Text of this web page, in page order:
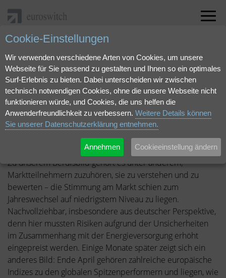
"Bullenmärkte werden im Pessimismus geboren" als
pdf herunterladen.
April 2023 | Markteinschätzung
Bullenmärkte werden im
Pessimismus geboren
Zu unserem Berufsbild gehört es unter anderem,
Marktteilnehmern zuzuhören, sie zu verstehen und zu
bewerten – die Stimmung am Markt schien zum
Jahreswechsel auf niedrigstem Niveau zu liegen.
Nachvollziehbar, insbesondere aus deutscher Perspektive,
denn hier mussten Risiken aufgrund der Unsicherheiten
im Zusammenhang mit der Energieversorgung erhöht
eingepreist werden. Einige Monate später zeigt sich ein
anderes Bild: Ende April gehören zahlreiche europäische
Indizes zu den globalen Spitzenperformern und liegen, wie
Cookie-Einstellungen
Wir verwenden verschiedene Arten von Cookies, um unsere
Webseite für Sie passend zu gestalten und Ihnen so ein optimales
Surf-Erlebnis zu bieten. Dabei unterscheiden wir zwischen
technisch notwendigen Cookies, ohne die unsere Webseite nicht
funktionieren würde, und Cookies, die uns helfen die
Anwenderfreundlichkeit zu verbessern. Weitere Details können
Sie unserer Datenschutzerklärung entnehmen.
Annehmen Cookieeinstellung ändern